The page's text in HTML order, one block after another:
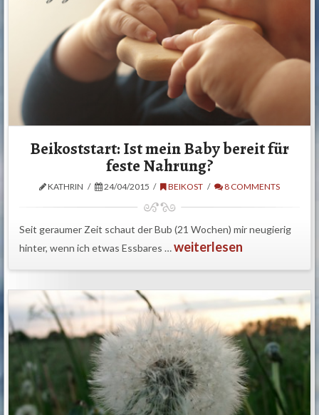
Beikoststart: Ist mein Baby bereit für
feste Nahrung?
KATHRIN 24/04/2015 BEIKOST 8 COMMENTS
Seit geraumer Zeit schaut der Bub (21 Wochen) mir neugierig
hinter, wenn ich etwas Essbares …weiterlesen